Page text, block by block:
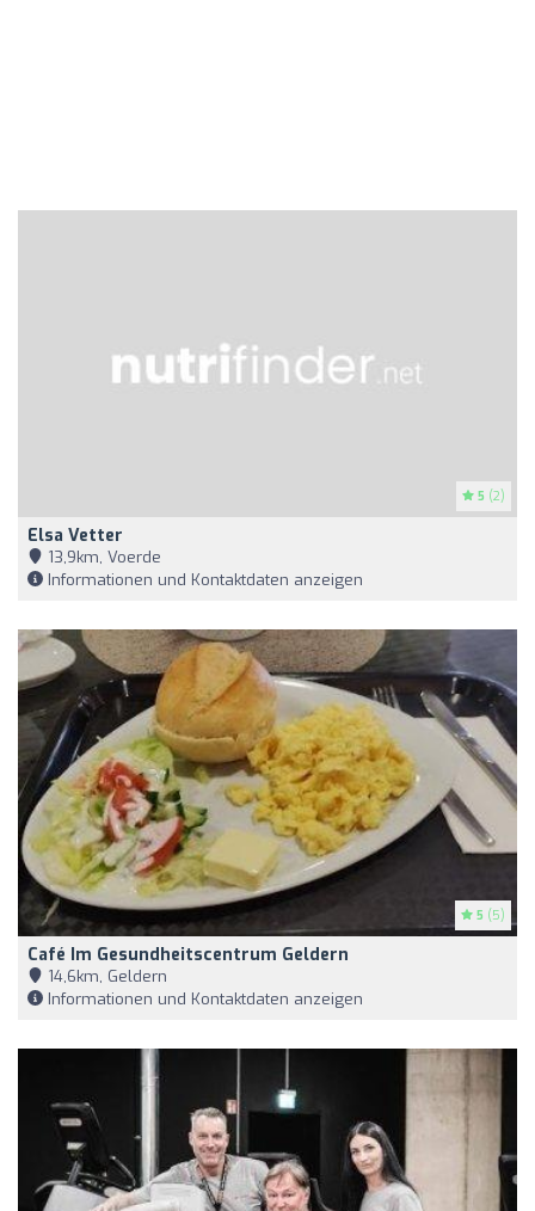
5 (2)
Elsa Vetter
13,9km, Voerde
Informationen und Kontaktdaten anzeigen
5 (5)
Café Im Gesundheitscentrum Geldern
14,6km, Geldern
Informationen und Kontaktdaten anzeigen